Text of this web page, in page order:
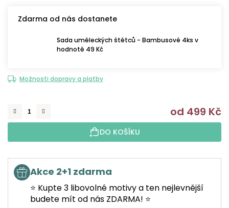
Zdarma od nás dostanete
Sada uměleckých štětců - Bambusové 4ks v
hodnotě 49 Kč
Možnosti dopravy a platby
od 499 Kč
DO KOŠÍKU
Akce 2+1 zdarma
⭐ Kupte 3 libovolné motivy a ten nejlevnější
budete mít od nás ZDARMA! ⭐